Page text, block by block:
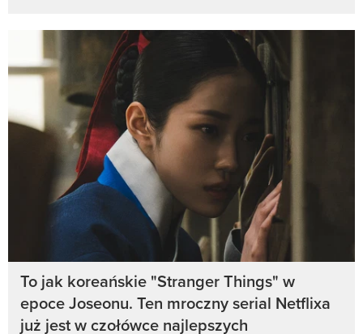
To jak koreańskie "Stranger Things" w
epoce Joseonu. Ten mroczny serial Netflixa
już jest w czołówce najlepszych